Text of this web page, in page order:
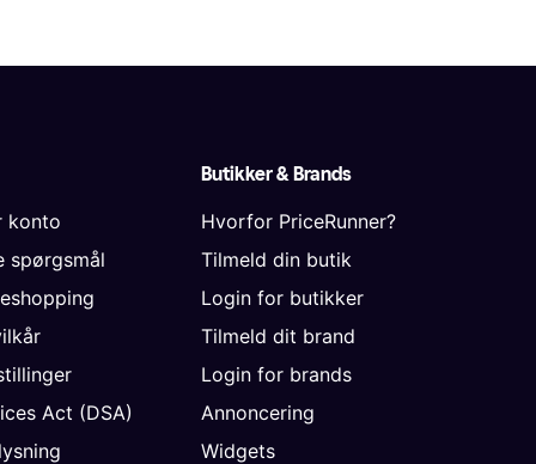
konto
spørgsmål
Act (DSA)
Butikker & Brands
Hvorfor PriceRunner?
Tilmeld din butik
Login for butikker
Tilmeld dit brand
Login for brands
Annoncering
Widgets